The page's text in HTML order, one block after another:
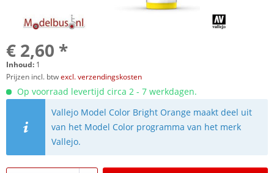
€ 2,60 *
Inhoud: 1
Prijzen incl. btwexcl. verzendingskosten
Op voorraad levertijd circa 2 - 7 werkdagen.
Vallejo Model Color Bright Orange maakt deel uit
van het Model Color programma van het merk
Vallejo.